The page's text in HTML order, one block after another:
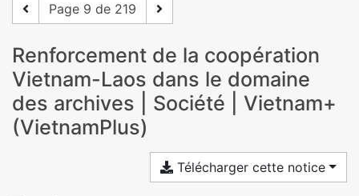
Page 9 de 219
Renforcement de la coopération
Vietnam-Laos dans le domaine
des archives | Société | Vietnam+
(VietnamPlus)
Télécharger cette notice